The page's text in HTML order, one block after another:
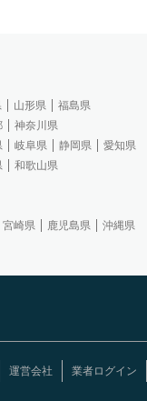
山形県
福島県
神奈川県
岐阜県 静岡県
愛知県
和歌山県
宮崎県 鹿児島県 沖縄県
運営会社 業者ログイン